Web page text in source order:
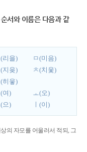
서와 이름은 다음과 같
리을)
ㅁ(미음)
지읒)
ㅊ(치읓)
히읗)
(여)
ㅗ(오)
으) ㅣ(이)
의 자모를 어울러서 적되, 그